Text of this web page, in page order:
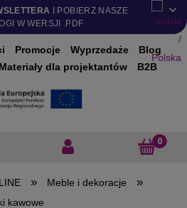
I POBIERZ NASZE
W WERSJI .PDF
Promocje Wyprzedaże
Blog
Materiały dla projektantów B2B
» Meble i dekoracje »
kawowe